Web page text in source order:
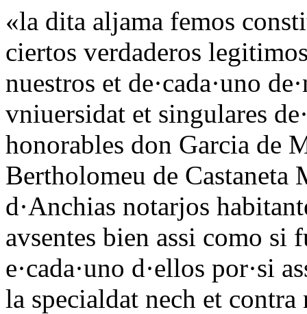
«la dita aljama femos
ciertos verdaderos
nuestros et de·cada·uno
vniuersidat et singulares
honorables don Garcia de
Bertholomeu de
d·Anchias notarjos
avsentes bien assi como si
e·cada·uno d·ellos por·si
la specialdat nech et